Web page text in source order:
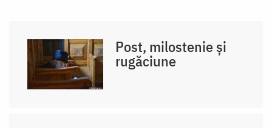
Post, milostenie și
rugăciune